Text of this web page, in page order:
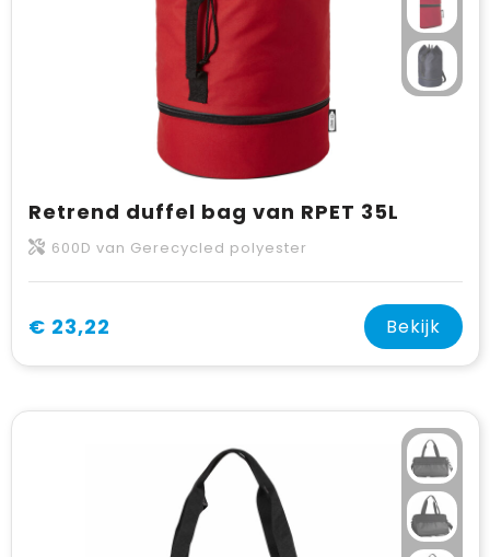
Retrend duffel bag van RPET 35L
600D van Gerecycled polyester
€ 23,22 Bekijk